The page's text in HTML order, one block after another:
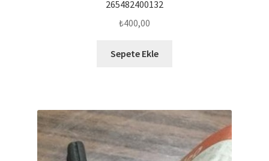
265482400132
₺400,00
Sepete Ekle